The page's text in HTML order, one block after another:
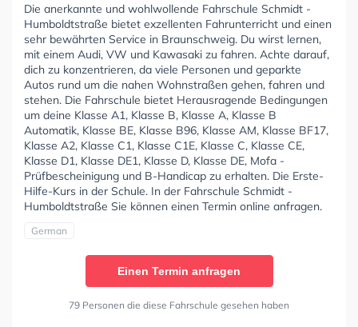
Die anerkannte und wohlwollende Fahrschule Schmidt -
Humboldtstraße bietet exzellenten Fahrunterricht und einen
sehr bewährten Service in Braunschweig. Du wirst lernen,
mit einem Audi, VW und Kawasaki zu fahren. Achte darauf,
dich zu konzentrieren, da viele Personen und geparkte
Autos rund um die nahen Wohnstraßen gehen, fahren und
stehen. Die Fahrschule bietet Herausragende Bedingungen
um deine Klasse A1, Klasse B, Klasse A, Klasse B
Automatik, Klasse BE, Klasse B96, Klasse AM, Klasse BF17,
Klasse A2, Klasse C1, Klasse C1E, Klasse C, Klasse CE,
Klasse D1, Klasse DE1, Klasse D, Klasse DE, Mofa -
Prüfbescheinigung und B-Handicap zu erhalten. Die Erste-
Hilfe-Kurs in der Schule. In der Fahrschule Schmidt -
Humboldtstraße Sie können einen Termin online anfragen.
German
Einen Termin anfragen
79 Personen die diese Fahrschule gesehen haben